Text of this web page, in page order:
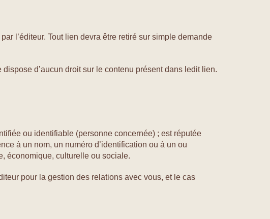
l’éditeur. Tout lien devra être retiré sur simple demande
d’aucun droit sur le contenu présent dans ledit lien.
ou identifiable (personne concernée) ; est réputée
à un nom, un numéro d’identification ou à un ou
économique, culturelle ou sociale.
pour la gestion des relations avec vous, et le cas